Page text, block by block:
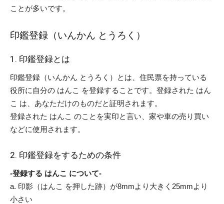
ことが多いです。
印鑑登録（いんかん とうろく）
1. 印鑑登録とは
印鑑登録（いんかん とうろく）とは、住民票を持っている
役所に自分の はんこ を登録することです。登録された はん
こ は、あなただけのものだと証明されます。
登録された はんこ のことを実印と言い、家や車の売り買い
などに使用されます。
2. 印鑑登録をするための条件
-登録する はんこ について-
a. 印影（はんこ を押した跡）が8mmより大きく25mmより
小さい